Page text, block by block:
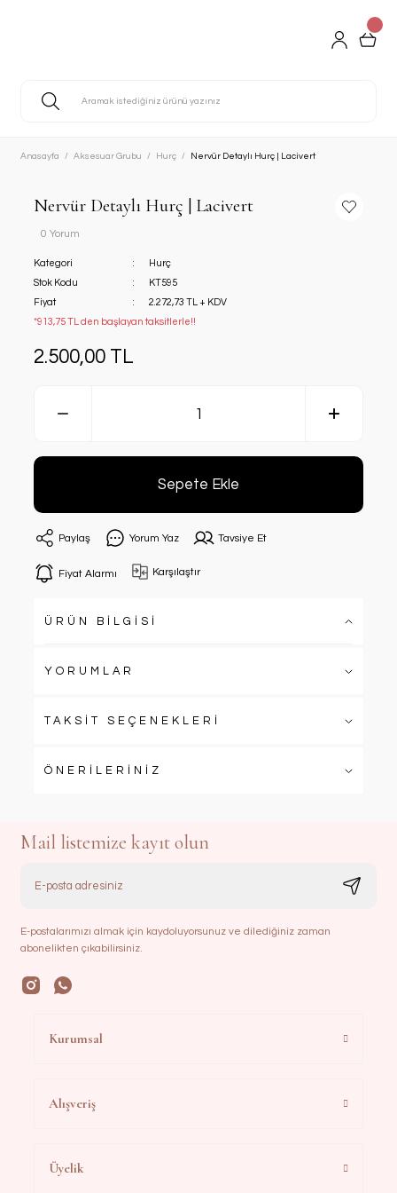
Anasayfa Aksesuar Grubu Hurç Nervür Detaylı Hurç | Lacivert
Nervür Detaylı Hurç | Lacivert
0 Yorum
Kategori
Hurç
Stok Kodu
KT595
Fiyat
2.272,73 TL + KDV
*913,75 TL den başlayan taksitlerle!!
2.500,00 TL
Sepete Ekle
Paylaş Yorum Yaz Tavsiye Et
Fiyat Alarmı Karşılaştır
ÜRÜN BİLGİSİ
YORUMLAR
TAKSİT SEÇENEKLERİ
ÖNERİLERİNİZ
Mail listemize kayıt olun
E-postalarımızı almak için kaydoluyorsunuz ve dilediğiniz zaman
abonelikten çıkabilirsiniz.
Kurumsal
Alışveriş
Üyelik